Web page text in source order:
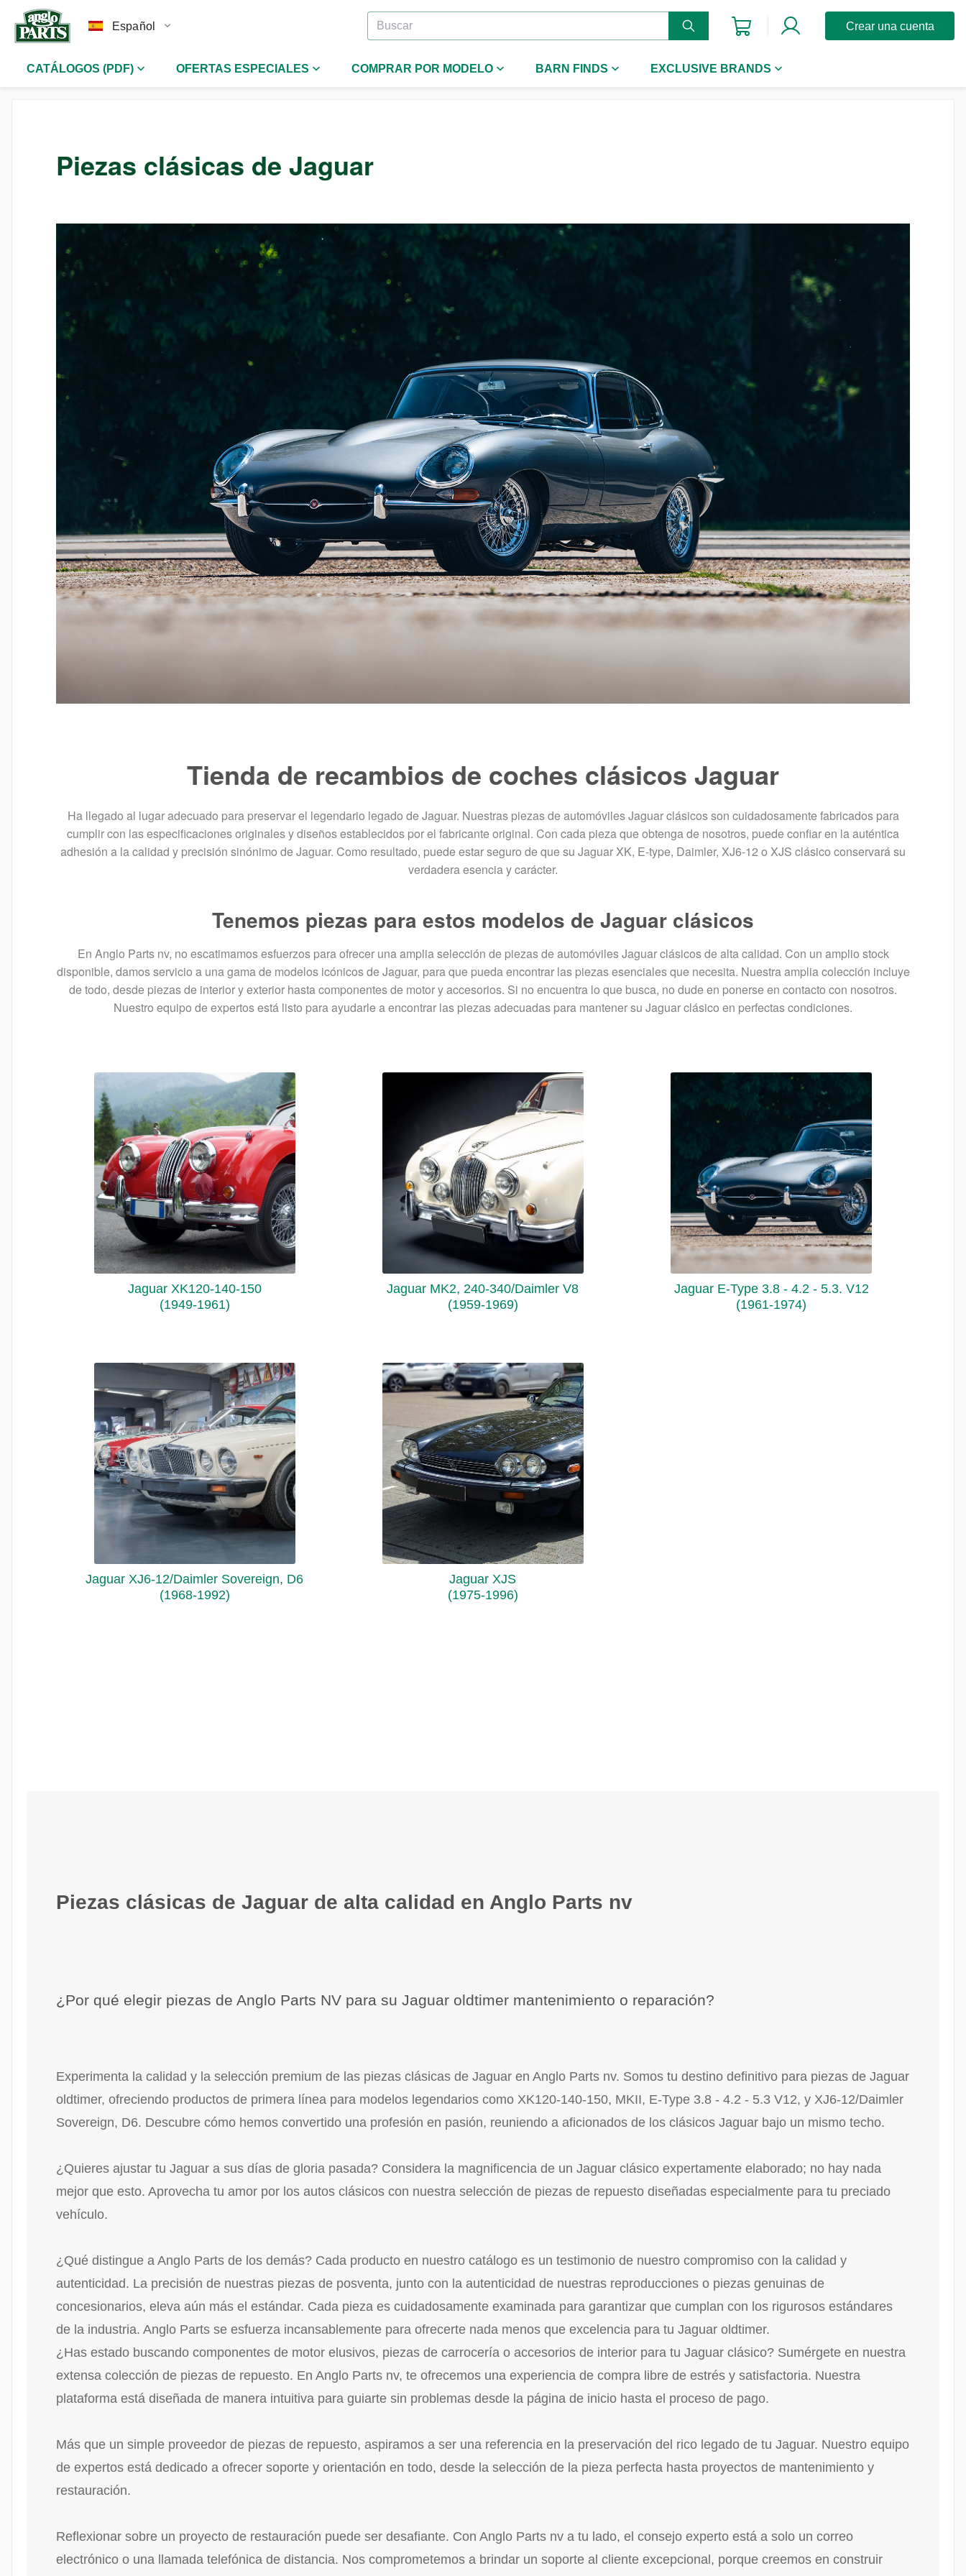
Español Crear una cuenta
CATÁLOGOS (PDF) OFERTAS ESPECIALES COMPRAR POR MODELO BARN FINDS EXCLUSIVE BRANDS
Piezas clásicas de Jaguar
Tienda de recambios de coches clásicos Jaguar
Ha llegado al lugar adecuado para preservar el legendario legado de Jaguar. Nuestras piezas de automóviles Jaguar clásicos son cuidadosamente fabricados para
cumplir con las especificaciones originales y diseños establecidos por el fabricante original. Con cada pieza que obtenga de nosotros, puede confiar en la auténtica
adhesión a la calidad y precisión sinónimo de Jaguar. Como resultado, puede estar seguro de que su Jaguar XK, E-type, Daimler, XJ6-12 o XJS clásico conservará su
verdadera esencia y carácter.
Tenemos piezas para estos modelos de Jaguar clásicos
En Anglo Parts nv, no escatimamos esfuerzos para ofrecer una amplia selección de piezas de automóviles Jaguar clásicos de alta calidad. Con un amplio stock
disponible, damos servicio a una gama de modelos icónicos de Jaguar, para que pueda encontrar las piezas esenciales que necesita. Nuestra amplia colección incluye
de todo, desde piezas de interior y exterior hasta componentes de motor y accesorios. Si no encuentra lo que busca, no dude en ponerse en contacto con nosotros.
Nuestro equipo de expertos está listo para ayudarle a encontrar las piezas adecuadas para mantener su Jaguar clásico en perfectas condiciones.
Jaguar XK120-140-150
(1949-1961)
Jaguar MK2, 240-340/Daimler V8
(1959-1969)
Jaguar E-Type 3.8 - 4.2 - 5.3. V12
(1961-1974)
Jaguar XJ6-12/Daimler Sovereign, D6
(1968-1992)
Jaguar XJS
(1975-1996)
Piezas clásicas de Jaguar de alta calidad en Anglo Parts nv
¿Por qué elegir piezas de Anglo Parts NV para su Jaguar oldtimer mantenimiento o reparación?
Experimenta la calidad y la selección premium de las piezas clásicas de Jaguar en Anglo Parts nv. Somos tu destino definitivo para piezas de Jaguar
oldtimer, ofreciendo productos de primera línea para modelos legendarios como XK120-140-150, MKII, E-Type 3.8 - 4.2 - 5.3 V12, y XJ6-12/Daimler
Sovereign, D6. Descubre cómo hemos convertido una profesión en pasión, reuniendo a aficionados de los clásicos Jaguar bajo un mismo techo.
¿Quieres ajustar tu Jaguar a sus días de gloria pasada? Considera la magnificencia de un Jaguar clásico expertamente elaborado; no hay nada
mejor que esto. Aprovecha tu amor por los autos clásicos con nuestra selección de piezas de repuesto diseñadas especialmente para tu preciado
vehículo.
¿Qué distingue a Anglo Parts de los demás? Cada producto en nuestro catálogo es un testimonio de nuestro compromiso con la calidad y
autenticidad. La precisión de nuestras piezas de posventa, junto con la autenticidad de nuestras reproducciones o piezas genuinas de
concesionarios, eleva aún más el estándar. Cada pieza es cuidadosamente examinada para garantizar que cumplan con los rigurosos estándares
de la industria. Anglo Parts se esfuerza incansablemente para ofrecerte nada menos que excelencia para tu Jaguar oldtimer.
¿Has estado buscando componentes de motor elusivos, piezas de carrocería o accesorios de interior para tu Jaguar clásico? Sumérgete en nuestra
extensa colección de piezas de repuesto. En Anglo Parts nv, te ofrecemos una experiencia de compra libre de estrés y satisfactoria. Nuestra
plataforma está diseñada de manera intuitiva para guiarte sin problemas desde la página de inicio hasta el proceso de pago.
Más que un simple proveedor de piezas de repuesto, aspiramos a ser una referencia en la preservación del rico legado de tu Jaguar. Nuestro equipo
de expertos está dedicado a ofrecer soporte y orientación en todo, desde la selección de la pieza perfecta hasta proyectos de mantenimiento y
restauración.
Reflexionar sobre un proyecto de restauración puede ser desafiante. Con Anglo Parts nv a tu lado, el consejo experto está a solo un correo
electrónico o una llamada telefónica de distancia. Nos comprometemos a brindar un soporte al cliente excepcional, porque creemos en construir